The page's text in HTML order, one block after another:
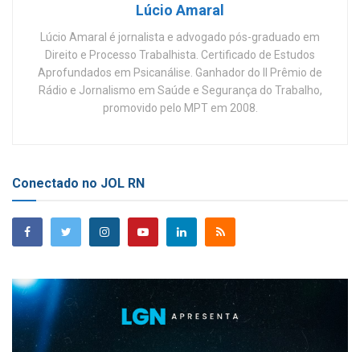
Lúcio Amaral
Lúcio Amaral é jornalista e advogado pós-graduado em
Direito e Processo Trabalhista. Certificado de Estudos
Aprofundados em Psicanálise. Ganhador do II Prêmio de
Rádio e Jornalismo em Saúde e Segurança do Trabalho,
promovido pelo MPT em 2008.
Conectado no JOL RN